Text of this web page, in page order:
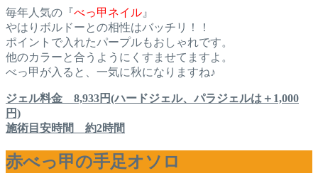
毎年人気の『べっ甲ネイル』
やはりボルドーとの相性はバッチリ！！
ポイントで入れたパープルもおしゃれです。
他のカラーと合うようにくすませてますよ。
べっ甲が入ると、一気に秋になりますね♪
ジェル料金 8,933円(ハードジェル、パラジェルは＋1,000
円)
施術目安時間 約2時間
赤べっ甲の手足オソロ